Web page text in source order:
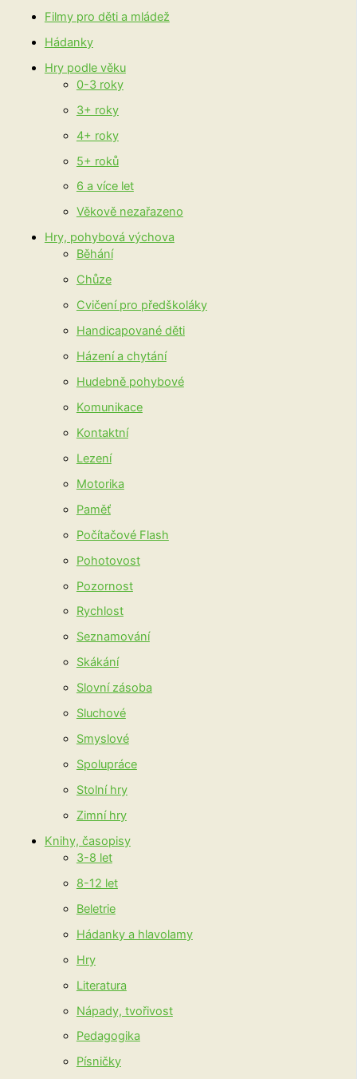
Filmy pro děti a mládež
Hádanky
Hry podle věku
0-3 roky
3+ roky
4+ roky
5+ roků
6 a více let
Věkově nezařazeno
Hry, pohybová výchova
Běhání
Chůze
Cvičení pro předškoláky
Handicapované děti
Házení a chytání
Hudebně pohybové
Komunikace
Kontaktní
Lezení
Motorika
Paměť
Počítačové Flash
Pohotovost
Pozornost
Rychlost
Seznamování
Skákání
Slovní zásoba
Sluchové
Smyslové
Spolupráce
Stolní hry
Zimní hry
Knihy, časopisy
3-8 let
8-12 let
Beletrie
Hádanky a hlavolamy
Hry
Literatura
Nápady, tvořivost
Pedagogika
Písničky